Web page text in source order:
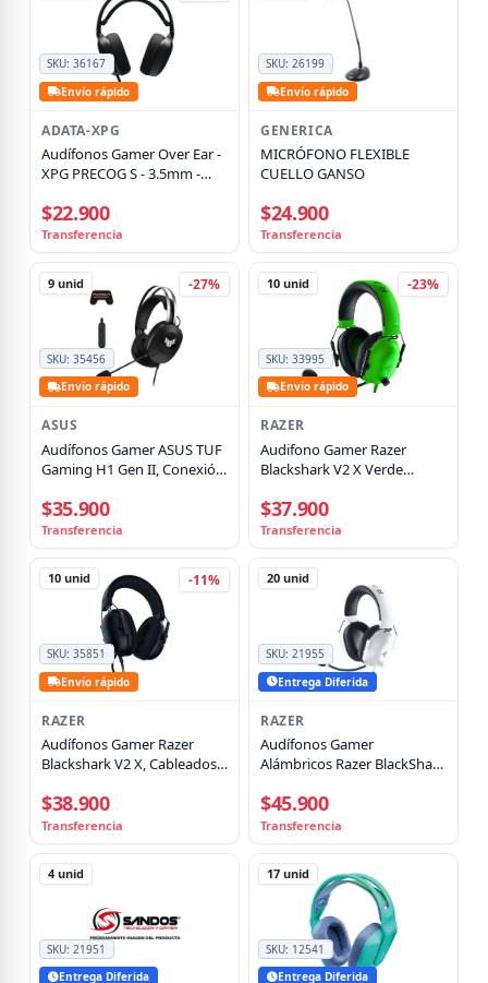
Envío rápido
SKU:36167
ADATA-XPG
Audífonos Gamer Over Ear -
XPG PRECOG S - 3.5mm -
$22.900
Transferencia
Envío rápido
SKU:26199
GENERICA
MICRÓFONO FLEXIBLE
CUELLO GANSO
$24.900
Transferencia
Envío rápido
-27%
SKU:35456
9 unid
ASUS
Audífonos Gamer ASUS TUF
Gaming H1 Gen II, Conexión
Negro
$35.900
Transferencia
Envío rápido
-23%
SKU:33995
10 unid
RAZER
Audifono Gamer Razer
Blackshark V2 X Verde
$37.900
Transferencia
Envío rápido
-11%
SKU:35851
10 unid
RAZER
Audífonos Gamer Razer
Blackshark V2 X, Cableados,
Mic, Color Negro
$38.900
Transferencia
Entrega Diferida
SKU:21955
20 unid
RAZER
Audífonos Gamer
Alámbricos Razer BlackShark
White
$45.900
Transferencia
Entrega Diferida
SKU:21951
4unid
Entrega Diferida
SKU: 12541
17 unid